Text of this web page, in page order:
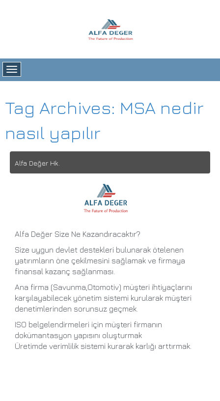
Tag Archives: MSA nedir
nasıl yapılır
Alfa Değer Hk.
Alfa Değer Size Ne Kazandıracaktır?
Size uygun devlet destekleri bulunarak ötelenen
yatırımların öne çekilmesini sağlamak ve firmaya
finansal kazanç sağlanması.
Ana firma (Savunma,Otomotiv) müşteri ihtiyaçlarını
karşılayabilecek yönetim sistemi kurularak müşteri
denetimlerinden sorunsuz geçmek.
ISO belgelendirmeleri için müşteri firmanın
dokümantasyon yapısını oluşturmak
Üretimde verimlilik sistemi kurarak karlığı arttırmak.